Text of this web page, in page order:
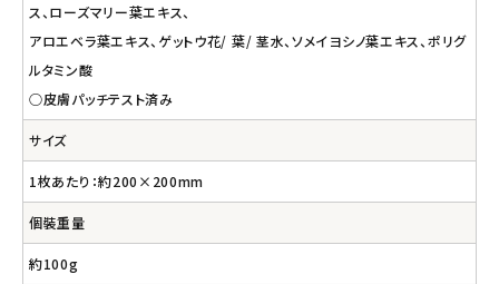
ス、ローズマリー葉エキス、
アロエベラ葉エキス、ゲットウ花/ 葉/ 茎水、ソメイヨシノ葉エキス、ポリグ
ルタミン酸
○皮膚パッチテスト済み
サイズ
1枚あたり：約200×200mm
個裝重量
約100g